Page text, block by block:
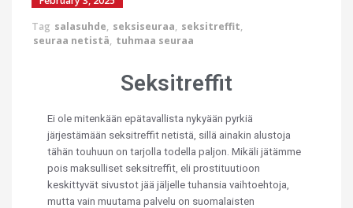
Tag salasuhde, seksiseuraa, seksitreffit,
seuraa netistä, tuhmaa seuraa
Seksitreffit
Ei ole mitenkään epätavallista nykyään pyrkiä
järjestämään seksitreffit netistä, sillä ainakin alustoja
tähän touhuun on tarjolla todella paljon. Mikäli jätämme
pois maksulliset seksitreffit, eli prostituutioon
keskittyvät sivustot jää jäljelle tuhansia vaihtoehtoja,
mutta vain muutama palvelu on suomalaisten